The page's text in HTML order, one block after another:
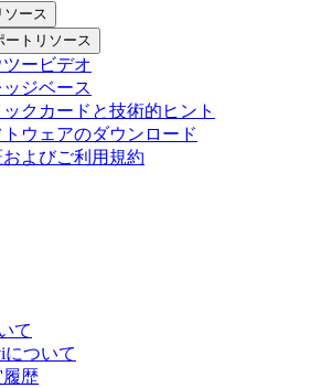
ソース
ートリソース
ービデオ
ジベース
ックカードと技術的ヒント
トウェアのダウンロード
よびご利用規約
て
について
履歴